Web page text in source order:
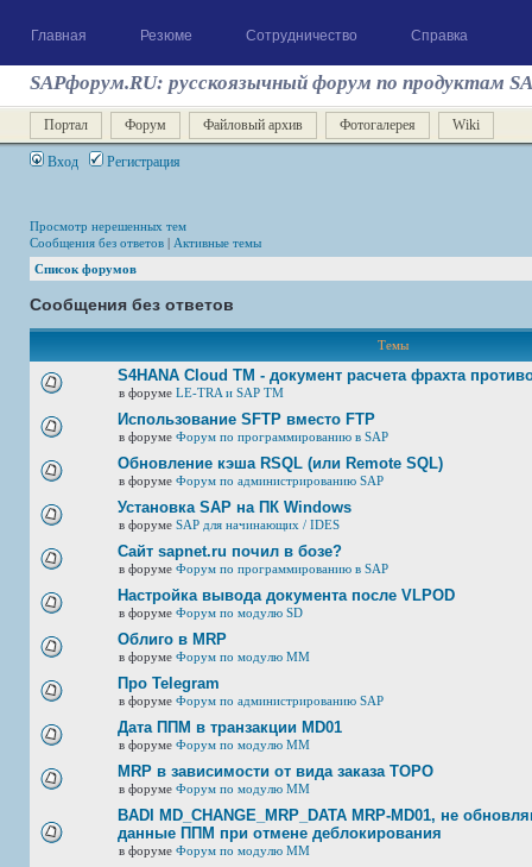
Главная Резюме Сотрудничество Справка
SAPфорум.RU: русскоязычный форум по продуктам
Портал Форум Файловый архив Фотогалерея Wiki
Вход Регистрация
Просмотр нерешенных тем
Сообщения без ответов | Активные темы
Список форумов
Сообщения без ответов
Темы
S4HANA Cloud TM - документ расчета фрахта
в форуме LE-TRA и SAP TM
Использование SFTP вместо FTP
в форуме Форум по программированию в SAP
Обновление кэша RSQL (или Remote SQL)
в форуме Форум по администрированию SAP
Установка SAP на ПК Windows
в форуме SAP для начинающих / IDES
Сайт sapnet.ru почил в бозе?
в форуме Форум по программированию в SAP
Настройка вывода документа после VLPOD
в форуме Форум по модулю SD
Облиго в MRP
в форуме Форум по модулю ММ
Про Telegram
в форуме Форум по администрированию SAP
Дата ППМ в транзакции MD01
в форуме Форум по модулю ММ
MRP в зависимости от вида заказа ТОРО
в форуме Форум по модулю ММ
BADI MD_CHANGE_MRP_DATA MRP-MD01, не
данные ППМ при отмене деблокирования
в форуме Форум по модулю ММ